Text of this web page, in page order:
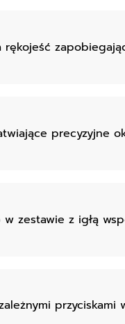
rękojeść
precyzyjne
zestawie z igłą